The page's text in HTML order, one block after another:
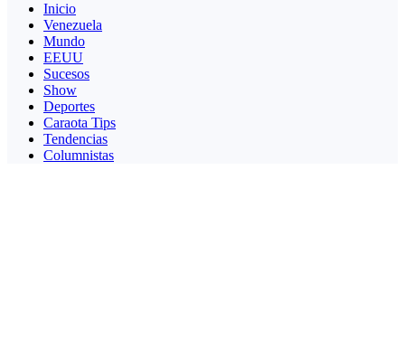
Inicio
Venezuela
Mundo
EEUU
Sucesos
Show
Deportes
Caraota Tips
Tendencias
Columnistas